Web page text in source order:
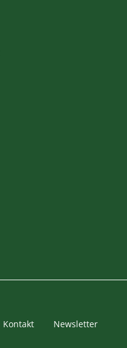
Kontakt Newsletter